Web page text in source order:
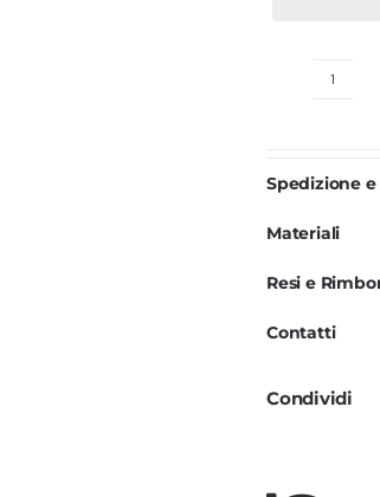
Spedizione
Materiali
Resi e
Contatti
Condividi